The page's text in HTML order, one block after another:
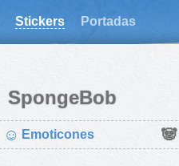
Stickers Portadas
SpongeBob
☺ Emoticones 🐼